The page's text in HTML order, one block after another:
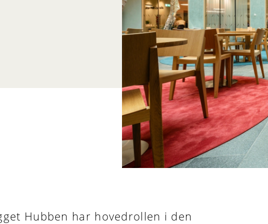
Hubben har hovedrollen i den